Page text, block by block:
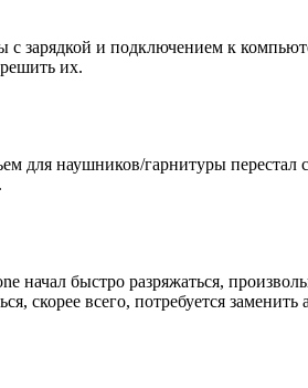
с зарядкой и подключением к
их.
для наушников/гарнитуры перестал
начал быстро разряжаться,
скорее всего, потребуется заменить